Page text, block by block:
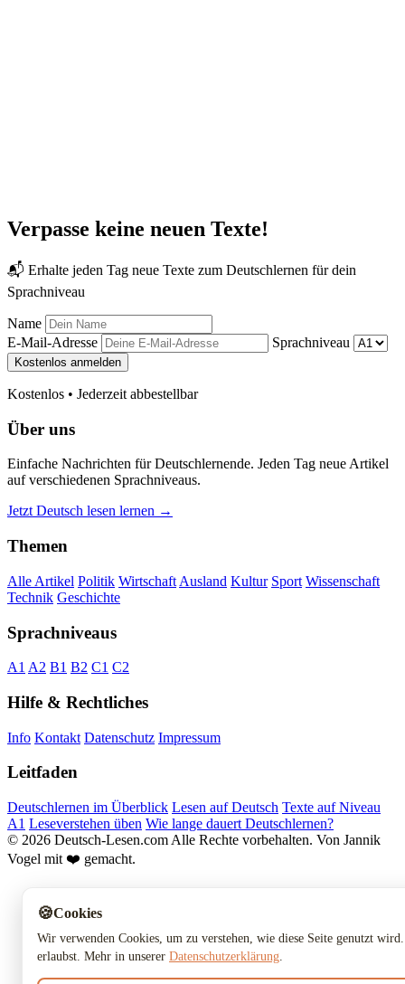
Verpasse keine neuen Texte!
📬 Erhalte jeden Tag neue Texte zum Deutschlernen für dein
Sprachniveau
Name
E-Mail-Adresse
Sprachniveau
Kostenlos anmelden
Kostenlos • Jederzeit abbestellbar
Über uns
Einfache Nachrichten für Deutschlernende. Jeden Tag neue Artikel
auf verschiedenen Sprachniveaus.
Jetzt Deutsch lesen lernen →
Themen
Alle Artikel Politik Wirtschaft Ausland Kultur Sport Wissenschaft
Technik Geschichte
Sprachniveaus
A1 A2 B1 B2 C1 C2
Hilfe & Rechtliches
Info Kontakt Datenschutz Impressum
Leitfaden
Deutschlernen im Überblick Lesen auf Deutsch Texte auf Niveau
A1 Leseverstehen üben Wie lange dauert Deutschlernen?
© 2026 Deutsch-Lesen.com Alle Rechte vorbehalten. Von Jannik
Vogel mit ❤️ gemacht.
🍪Cookies
Wir verwenden Cookies, um zu verstehen, wie diese Seite genutzt
erlaubst. Mehr in unserer Datenschutzerklärung